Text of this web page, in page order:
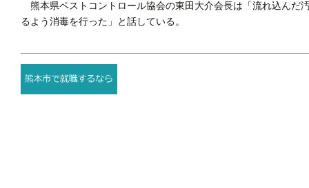
熊本県ペストコントロール協会の東田大介会長は「流れ込んだ
るよう消毒を行った」と話している。